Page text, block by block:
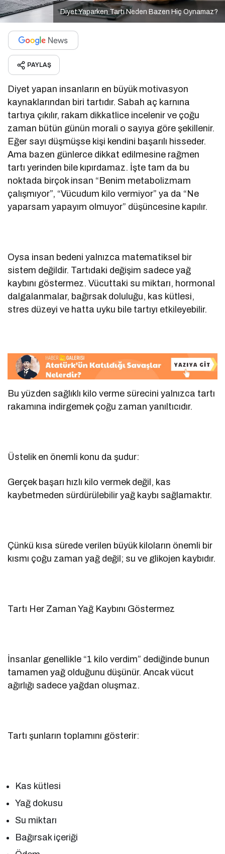
Diyet Yaparken Tartı Neden Bazen Hiç Oynamaz?
PAYLAŞ
Diyet yapan insanların en büyük motivasyon
kaynaklarından biri tartıdır. Sabah aç karnına
tartıya çıkılır, rakam dikkatlice incelenir ve çoğu
zaman bütün günün morali o sayıya göre şekillenir.
Eğer sayı düşmüşse kişi kendini başarılı hisseder.
Ama bazen günlerce dikkat edilmesine rağmen
tartı yerinden bile kıpırdamaz. İşte tam da bu
noktada birçok insan “Benim metabolizmam
çalışmıyor”, “Vücudum kilo vermiyor” ya da “Ne
yaparsam yapayım olmuyor” düşüncesine kapılır.
Oysa insan bedeni yalnızca matematiksel bir
sistem değildir. Tartıdaki değişim sadece yağ
kaybını göstermez. Vücuttaki su miktarı, hormonal
dalgalanmalar, bağırsak doluluğu, kas kütlesi,
stres düzeyi ve hatta uyku bile tartıyı etkileyebilir.
Bu yüzden sağlıklı kilo verme sürecini yalnızca tartı
rakamına indirgemek çoğu zaman yanıltıcıdır.
Üstelik en önemli konu da şudur:
Gerçek başarı hızlı kilo vermek değil, kas
kaybetmeden sürdürülebilir yağ kaybı sağlamaktır.
Çünkü kısa sürede verilen büyük kiloların önemli bir
kısmı çoğu zaman yağ değil; su ve glikojen kaybıdır.
Tartı Her Zaman Yağ Kaybını Göstermez
İnsanlar genellikle “1 kilo verdim” dediğinde bunun
tamamen yağ olduğunu düşünür. Ancak vücut
ağırlığı sadece yağdan oluşmaz.
Tartı şunların toplamını gösterir:
Kas kütlesi
Yağ dokusu
Su miktarı
Bağırsak içeriği